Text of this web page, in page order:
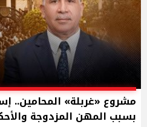
بسبب المهن المزدوجة